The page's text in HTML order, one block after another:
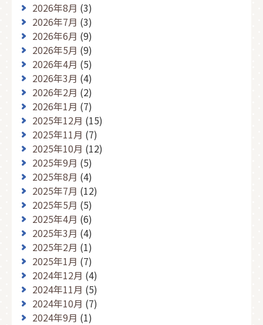
2026年8月 (3)
2026年7月 (3)
2026年6月 (9)
2026年5月 (9)
2026年4月 (5)
2026年3月 (4)
2026年2月 (2)
2026年1月 (7)
2025年12月 (15)
2025年11月 (7)
2025年10月 (12)
2025年9月 (5)
2025年8月 (4)
2025年7月 (12)
2025年5月 (5)
2025年4月 (6)
2025年3月 (4)
2025年2月 (1)
2025年1月 (7)
2024年12月 (4)
2024年11月 (5)
2024年10月 (7)
2024年9月 (1)